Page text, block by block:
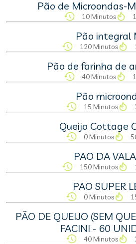
Pão de Microondas-
10 Minutos
Pão integral
120 Minutos
Pão de farinha de
40 Minutos
Pão
15 Minutos
Queijo Cottage
0 Minutos
PAO DA
150 Minutos
PAO SUPER
0 Minutos
PÃO DE QUEIJO (SEM
FACINI - 60
40 Minutos